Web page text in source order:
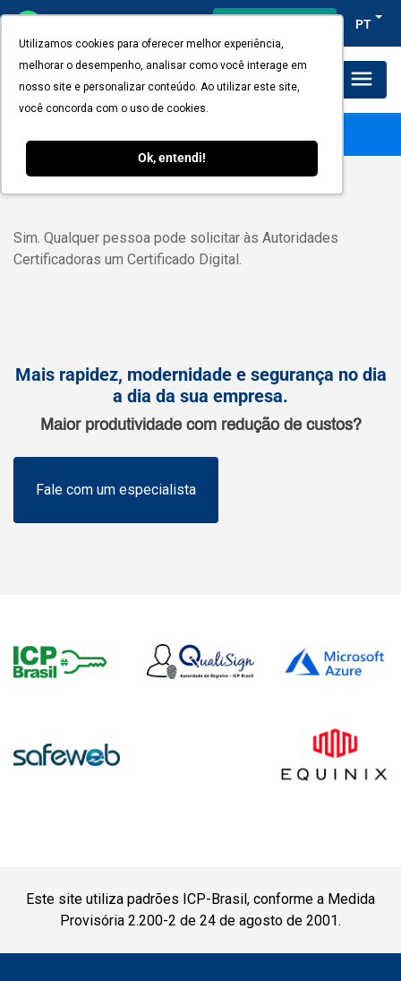
Utilizamos cookies para oferecer melhor experiência,
melhorar o desempenho, analisar como você interage em
nosso site e personalizar conteúdo. Ao utilizar este site,
você concorda com o uso de cookies.
Ok, entendi!
PT
Planos e Preços
certificado digital?
Sim. Qualquer pessoa pode solicitar às Autoridades
Certificadoras um Certificado Digital.
Mais rapidez, modernidade e segurança no dia
a dia da sua empresa.
Maior produtividade com redução de custos?
Fale com um especialista
Este site utiliza padrões ICP-Brasil, conforme a Medida
Provisória 2.200-2 de 24 de agosto de 2001.